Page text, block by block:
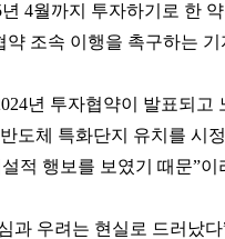
[관련 기사]
JYP엔터테인먼트
단독주택
[관련
서울
4월까지 투자하기로 한
약 조속 이행을 촉구하는
년 투자협약이 발표되
도체 특화단지 유치를 시
적 행보를 보였기 때문”이
과 우려는 현실로 드러났